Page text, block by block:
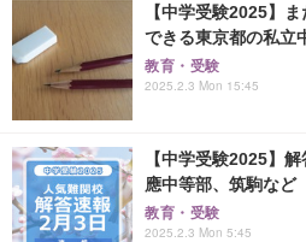
【中学受験2025】
できる東京都の私立
教育・受験
2025.2.3 Mon 15:45
【中学受験2025】
應中等部、筑駒など
教育・受験
2025.2.3 Mon 5:45